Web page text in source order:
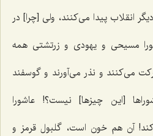
انقلاب پیدا می‌کنند، ولی [چرا] در
مسیحی و یهودی و زرتشتی همه
می‌کنند و نذر می‌آورند و گوسفند
[این چیزها] نیست؟! عاشورا
آن هم خون است، گلبول قرمز و